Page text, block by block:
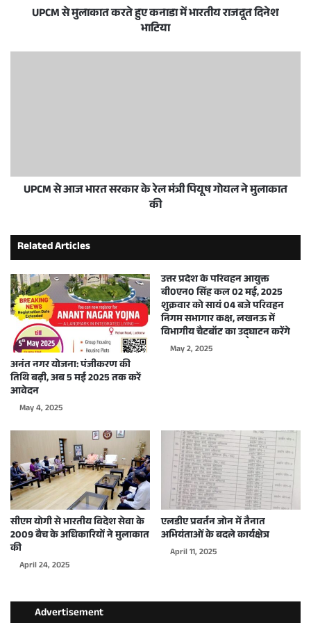
UPCM से मुलाकात करते हुए कनाडा में भारतीय राजदूत दिनेश
भाटिया
UPCM से आज भारत सरकार के रेल मंत्री पियूष गोयल ने मुलाकात
की
Related Articles
अनंत नगर योजना: पंजीकरण की
तिथि बढ़ी, अब 5 मई 2025 तक करें
आवेदन
May 4, 2025
उत्तर प्रदेश के परिवहन आयुक्त
बी0एन0 सिंह कल 02 मई, 2025
शुक्रवार को सायं 04 बजे परिवहन
निगम सभागार कक्ष, लखनऊ में
विभागीय चैटबॉट का उद्घाटन करेंगे
May 2, 2025
सीएम योगी से भारतीय विदेश सेवा के
2009 बैच के अधिकारियों ने मुलाकात
की
April 24, 2025
एलडीए प्रवर्तन जोन में तैनात
अभियंताओं के बदले कार्यक्षेत्र
April 11, 2025
Advertisement